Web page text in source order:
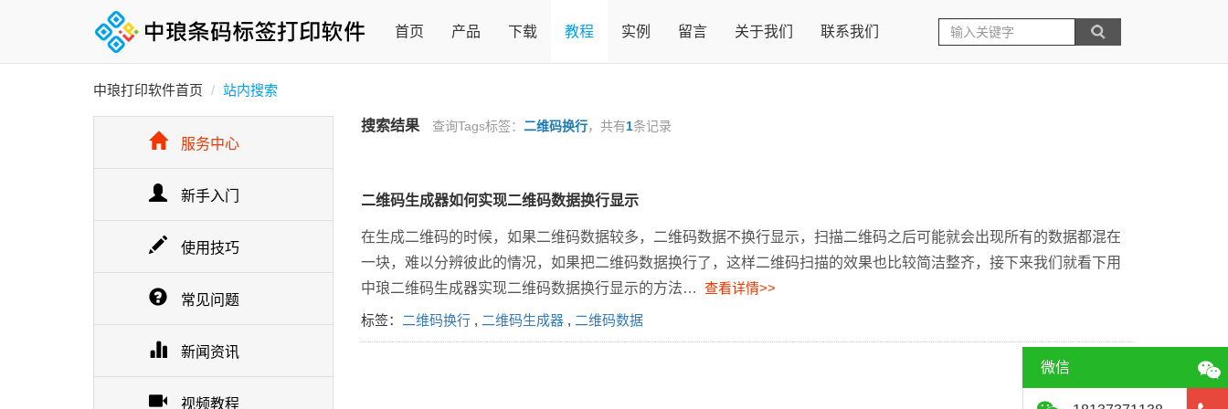
首页 产品 下载 教程 实例 留言 关于我们 联系我们
中琅打印软件首页 站内搜索
服务中心
新手入门
使用技巧
常见问题
新闻资讯
视频教程
搜索结果 查询Tags标签： 二维码换行，共有1条记录
二维码生成器如何实现二维码数据换行显示
在生成二维码的时候，如果二维码数据较多，二维码数据不换行显示，扫描二维码之后可能就会出现所有的数据都混在
一块，难以分辨彼此的情况，如果把二维码数据换行了，这样二维码扫描的效果也比较简洁整齐，接下来我们就看下用
中琅二维码生成器实现二维码数据换行显示的方法… 查看详情>>
标签： 二维码换行, 二维码生成器, 二维码数据
微信